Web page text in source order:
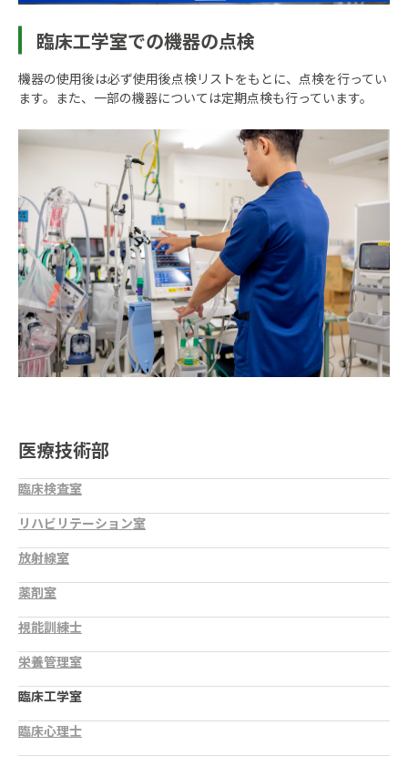
臨床工学室での機器の点検
機器の使用後は必ず使用後点検リストをもとに、点検を行ってい
ます。また、一部の機器については定期点検も行っています。
医療技術部
臨床検査室
リハビリテーション室
放射線室
薬剤室
視能訓練士
栄養管理室
臨床工学室
臨床心理士